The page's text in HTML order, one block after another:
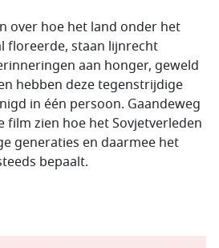
over hoe het land onder het
floreerde, staan lijnrecht
aan honger, geweld
hebben deze tegenstrijdige
in één persoon. Gaandeweg
film zien hoe het Sovjetverleden
generaties en daarmee het
bepaalt.